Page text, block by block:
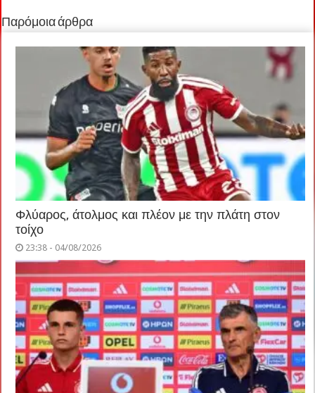
Παρόμοια άρθρα
Φλύαρος, άτολμος και πλέον με την πλάτη στον
τοίχο
23:38 - 04/08/2026